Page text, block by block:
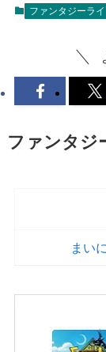
ファンタジーラ
ファンタジ
まい